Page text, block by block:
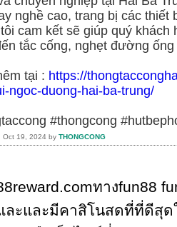
nghề cao, trang bị các thiết
cam kết sẽ giúp quý
tắc cống, nghẹt đường
tại : https://
ngoc-duong-hai-ba-trung/
#thongcong
Oct 19, 2024 by THONGCONG
ทางfun88
ละและมีคาสิโนสดที่ที่ดีสุ